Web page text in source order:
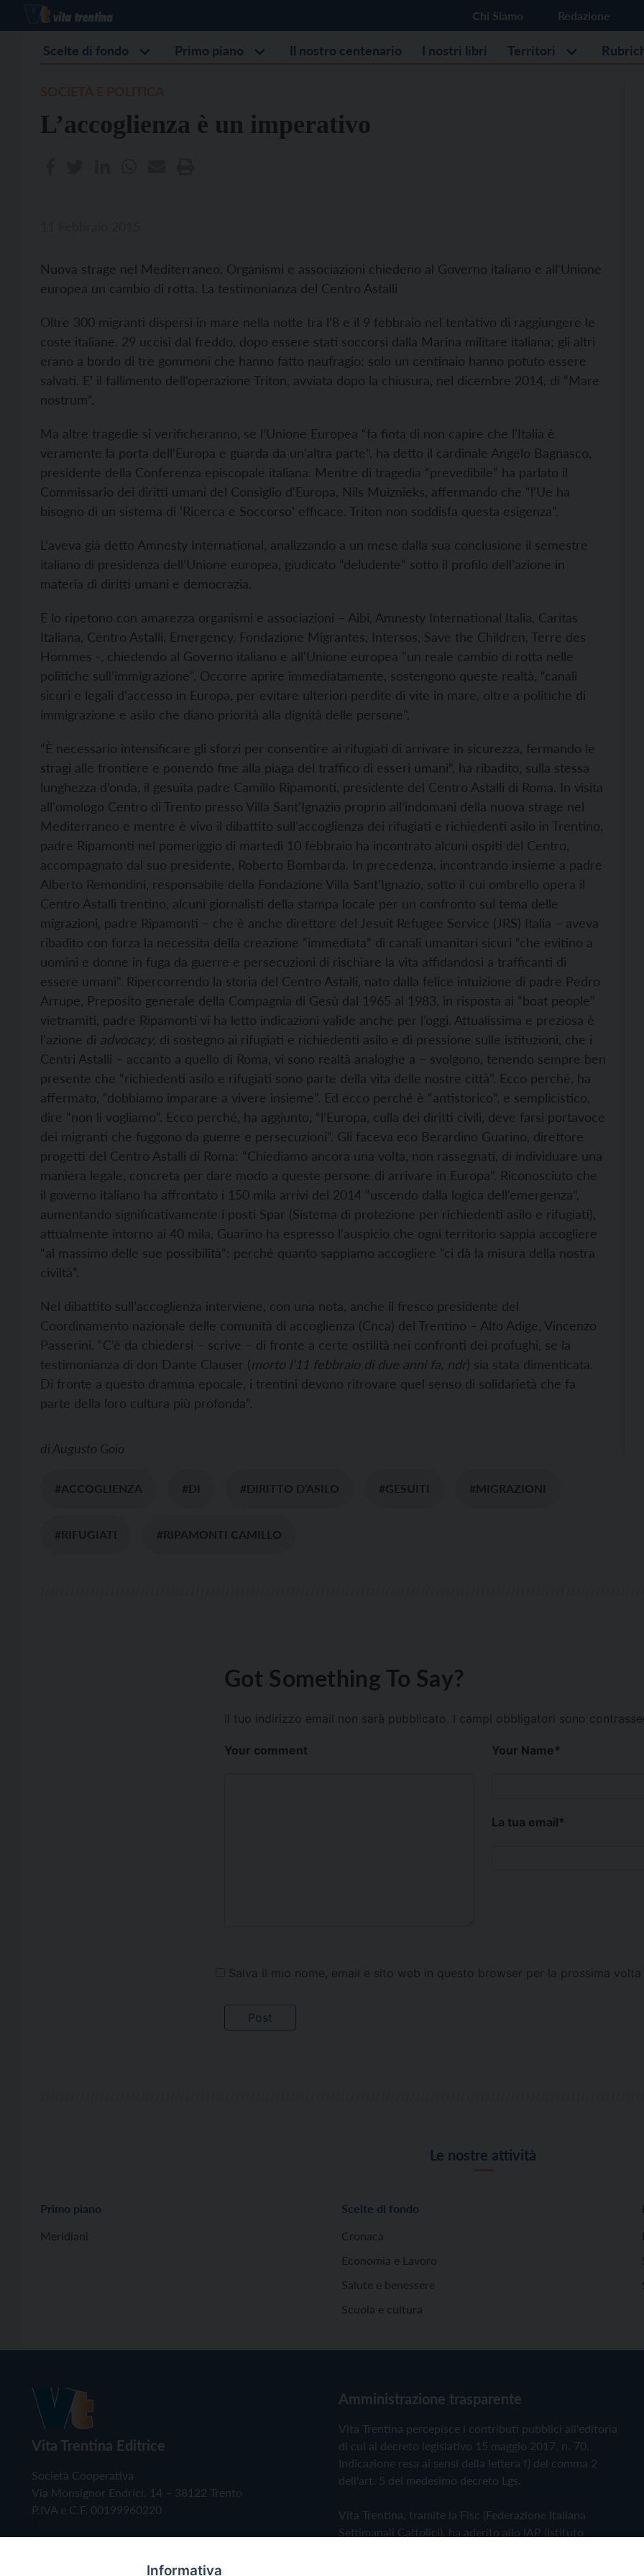
Chi Siamo Redazione
Scelte di fondo Primo piano Il nostro centenario I nostri libri Territori
L’accoglienza è un imperativo
Nuova strage nel Mediterraneo. Organismi e associazioni chiedeno al Governo italiano e all‘Unione
europea un cambio di rotta. La testimonianza del Centro Astalli
Oltre 300 migranti dispersi in mare nella notte tra l’8 e il 9 febbraio nel tentativo di raggiungere le
coste italiane. 29 uccisi dal freddo, dopo essere stati soccorsi dalla Marina militare italiana; gli altri
erano a bordo di tre gommoni che hanno fatto naufragio: solo un centinaio hanno potuto essere
salvati. E’ il fallimento dell’operazione Triton, avviata dopo la chiusura, nel dicembre 2014, di “Mare
nostrum”.
Ma altre tragedie si verificheranno, se l’Unione Europea “fa finta di non capire che l’Italia è
veramente la porta dell’Europa e guarda da un’altra parte”, ha detto il cardinale Angelo Bagnasco,
presidente della Conferenza episcopale italiana. Mentre di tragedia “prevedibile” ha parlato il
Commissario dei diritti umani del Consiglio d’Europa, Nils Muiznieks, affermando che “l’Ue ha
bisogno di un sistema di ‘Ricerca e Soccorso’ efficace. Triton non soddisfa questa esigenza”.
L’aveva già detto Amnesty International, analizzando a un mese dalla sua conclusione il semestre
italiano di presidenza dell’Unione europea, giudicato “deludente” sotto il profilo dell’azione in
materia di diritti umani e democrazia.
E lo ripetono con amarezza organismi e associazioni – Aibi, Amnesty International Italia, Caritas
Italiana, Centro Astalli, Emergency, Fondazione Migrantes, Intersos, Save the Children, Terre des
Hommes -, chiedendo al Governo italiano e all‘Unione europea "un reale cambio di rotta nelle
politiche sull‘immigrazione". Occorre aprire immediatamente, sostengono queste realtà, “canali
sicuri e legali d‘accesso in Europa, per evitare ulteriori perdite di vite in mare, oltre a politiche di
immigrazione e asilo che diano priorità alla dignità delle persone".
“È necessario intensificare gli sforzi per consentire ai rifugiati di arrivare in sicurezza, fermando le
stragi alle frontiere e ponendo fine alla piaga del traffico di esseri umani”, ha ribadito, sulla stessa
lunghezza d’onda, il gesuita padre Camillo Ripamonti, presidente del Centro Astalli di Roma. In visita
all'omologo Centro di Trento presso Villa Sant'Ignazio proprio all’indomani della nuova strage nel
Mediterraneo e mentre è vivo il dibattito sull’accoglienza dei rifugiati e richiedenti asilo in Trentino,
padre Ripamonti nel pomeriggio di martedì 10 febbraio ha incontrato alcuni ospiti del Centro,
accompagnato dal suo presidente, Roberto Bombarda. In precedenza, incontrando insieme a padre
Alberto Remondini, responsabile della Fondazione Villa Sant’Ignazio, sotto il cui ombrello opera il
Centro Astalli trentino, alcuni giornalisti della stampa locale per un confronto sul tema delle
migrazioni, padre Ripamonti – che è anche direttore del Jesuit Refugee Service (JRS) Italia – aveva
ribadito con forza la necessita della creazione “immediata” di canali umanitari sicuri “che evitino a
uomini e donne in fuga da guerre e persecuzioni di rischiare la vita affidandosi a trafficanti di
essere umani”. Ripercorrendo la storia del Centro Astalli, nato dalla felice intuizione di padre Pedro
Arrupe, Preposito generale della Compagnia di Gesù dal 1965 al 1983, in risposta ai “boat people”
vietnamiti, padre Ripamonti vi ha letto indicazioni valide anche per l’oggi. Attualissima e preziosa è
l’azione di advocacy, di sostegno ai rifugiati e richiedenti asilo e di pressione sulle istituzioni, che i
Centri Astalli – accanto a quello di Roma, vi sono realtà analoghe a – svolgono, tenendo sempre ben
presente che “richiedenti asilo e rifugiati sono parte della vita delle nostre città”. Ecco perché, ha
affermato, “dobbiamo imparare a vivere insieme”. Ed ecco perché è “antistorico”, e semplicistico,
dire “non li vogliamo”. Ecco perché, ha aggiunto, “l’Europa, culla dei diritti civili, deve farsi portavoce
dei migranti che fuggono da guerre e persecuzioni”. Gli faceva eco Berardino Guarino, direttore
progetti del Centro Astalli di Roma: “Chiediamo ancora una volta, non rassegnati, di individuare una
maniera legale, concreta per dare modo a queste persone di arrivare in Europa”. Riconosciuto che
il governo italiano ha affrontato i 150 mila arrivi del 2014 “uscendo dalla logica dell’emergenza”,
aumentando significativamente i posti Spar (Sistema di protezione per richiedenti asilo e rifugiati),
attualmente intorno ai 40 mila, Guarino ha espresso l’auspicio che ogni territorio sappia accogliere
“al massimo delle sue possibilità”: perché quanto sappiamo accogliere “ci dà la misura della nostra
civiltà”.
Nel dibattito sull’accoglienza interviene, con una nota, anche il fresco presidente del
Coordinamento nazionale delle comunità di accoglienza (Cnca) del Trentino – Alto Adige, Vincenzo
Passerini. “C’è da chiedersi – scrive – di fronte a certe ostilità nei confronti dei profughi, se la
testimonianza di don Dante Clauser (morto l’11 febbraio di due anni fa, ndr) sia stata dimenticata.
Di fronte a questo dramma epocale, i trentini devono ritrovare quel senso di solidarietà che fa
parte della loro cultura più profonda”.
diAugusto Goio
#ACCOGLIENZA #DI #DIRITTO D'ASILO #GESUITI #MIGRAZIONI
#RIFUGIATI #RIPAMONTI CAMILLO
Got Something To Say?
Il tuo indirizzo email non sarà pubblicato. I campi obbligatori sono
Your comment Your Name*
La tua email*
Salva il mio nome, email e sito web in questo browser per la prossima
Le nostre attività
Primo piano
Meridiani
Scelte di fondo
Cronaca
Economia e Lavoro
Salute e benessere
Scuola e cultura
Vita Trentina Editrice
Società Cooperativa
Via Monsignor Endrici, 14 – 38122 Trento
P.IVA e C.F. 00199960220
Amministrazione trasparente
Vita Trentina percepisce i contributi pubblici all'editoria
di cui al decreto legislativo 15 maggio 2017, n. 70.
Indicazione resa ai sensi della lettera f) del comma 2
dell'art. 5 del medesimo decreto Lgs.
Vita Trentina, tramite la Fisc (Federazione Italiana
Settimanali Cattolici), ha aderito allo IAP (Istituto
Informativa